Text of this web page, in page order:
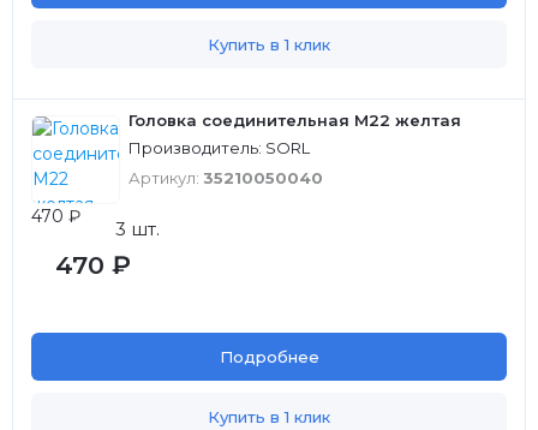
Купить в 1 клик
Головка соединительная М22 желтая
Производитель: SORL
Артикул: 35210050040
470 ₽
3 шт.
470 ₽
Подробнее
Купить в 1 клик